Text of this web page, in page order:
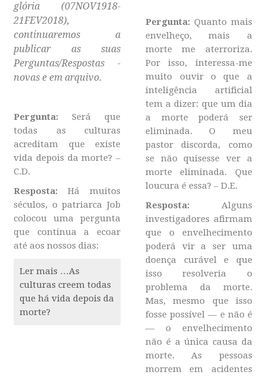
glória (07NOV1918-
21FEV2018),
continuaremos a
publicar as suas
Perguntas/Respostas -
novas e em arquivo.
Pergunta:Será que
todas as culturas
acreditam que existe
vida depois da morte? –
C.D.
Resposta:Há muitos
séculos, o patriarca Job
colocou uma pergunta
que continua a ecoar
até aos nossos dias:
Ler mais …As
culturas creem todas
que há vida depois da
morte?
Pergunta: Quanto mais
envelheço, mais a
morte me aterroriza.
Por isso, interessa-me
muito ouvir o que a
inteligência artificial
tem a dizer: que um dia
a morte poderá ser
eliminada. O meu
pastor discorda, como
se não quisesse ver a
morte eliminada. Que
loucura é essa? – D.E.
Resposta: Alguns
investigadores afirmam
que o envelhecimento
poderá vir a ser uma
doença curável e que
isso resolveria o
problema da morte.
Mas, mesmo que isso
fosse possível — e não é
— o envelhecimento
não é a única causa da
morte. As pessoas
morrem em acidentes